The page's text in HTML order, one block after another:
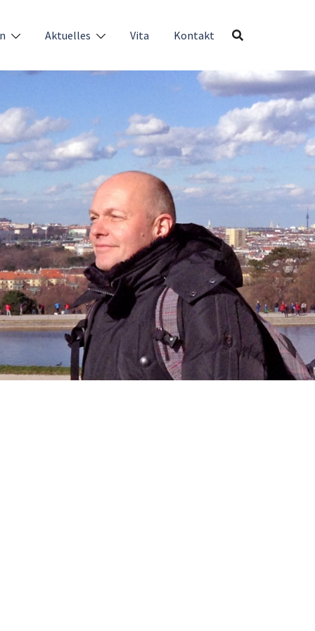
Aktuelles Vita Kontakt